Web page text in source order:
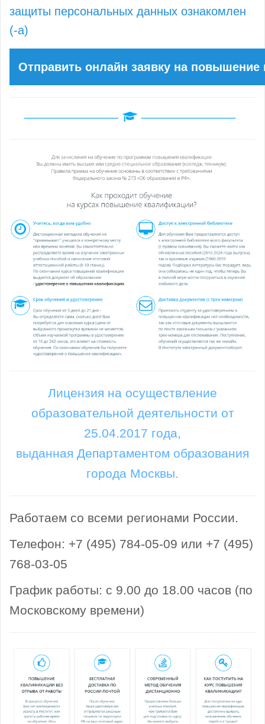
защиты персональных данных ознакомлен
(-а)
Лицензия на осуществление
образовательной деятельности от
25.04.2017 года,
выданная Департаментом образования
города Москвы.
Работаем со всеми регионами России.
Телефон: +7 (495) 784-05-09 или +7 (495)
768-03-05
График работы: с 9.00 до 18.00 часов (по
Московскому времени)